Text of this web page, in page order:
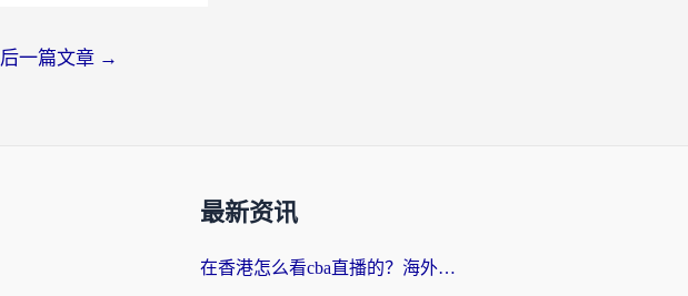
后一篇文章 →
最新资讯
在香港怎么看cba直播的？海外党体育观赛终极指南：告别版权限制，畅享中文解说